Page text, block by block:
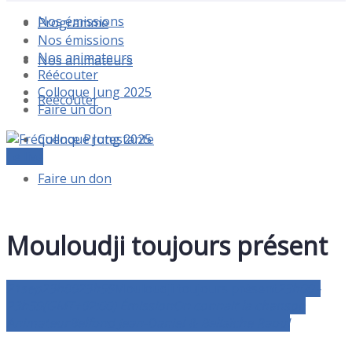
Nos émissions
Nos animateurs
Réécouter
Colloque Jung 2025
Faire un don
Programme
Nos émissions
Nos animateurs
Réécouter
Colloque Jung 2025
Faire un don
Mouloudji toujours présent